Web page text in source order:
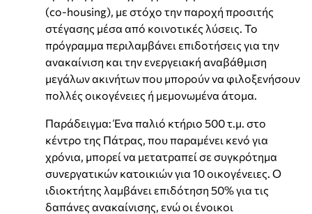
(co-housing), με στόχο την παροχή προσιτής
στέγασης μέσα από κοινοτικές λύσεις. Το
πρόγραμμα περιλαμβάνει επιδοτήσεις για την
ανακαίνιση και την ενεργειακή αναβάθμιση
μεγάλων ακινήτων που μπορούν να φιλοξενήσουν
πολλές οικογένειες ή μεμονωμένα άτομα.
Παράδειγμα: Ένα παλιό κτήριο 500 τ.μ. στο
κέντρο της Πάτρας, που παραμένει κενό για
χρόνια, μπορεί να μετατραπεί σε συγκρότημα
συνεργατικών κατοικιών για 10 οικογένειες. Ο
ιδιοκτήτης λαμβάνει επιδότηση 50% για τις
δαπάνες ανακαίνισης, ενώ οι ένοικοι